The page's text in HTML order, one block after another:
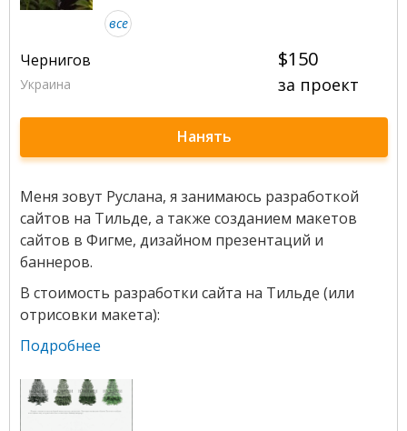
все
Чернигов
Украина
$150
за проект
Нанять
Меня зовут Руслана, я занимаюсь разработкой
сайтов на Тильде, а также созданием макетов
сайтов в Фигме, дизайном презентаций и
баннеров.
В стоимость разработки сайта на Тильде (или
отрисовки макета):
Подробнее